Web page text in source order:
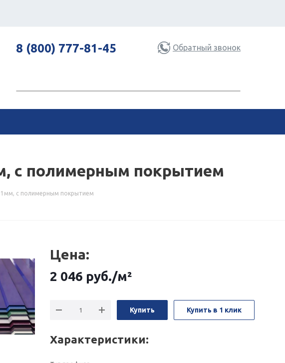
8 (800) 777-81-45 Обратный звонок
с полимерным покрытием
1мм, с полимерным покрытием
Цена:
2 046 руб./м²
Купить Купить в 1 клик
Характеристики: